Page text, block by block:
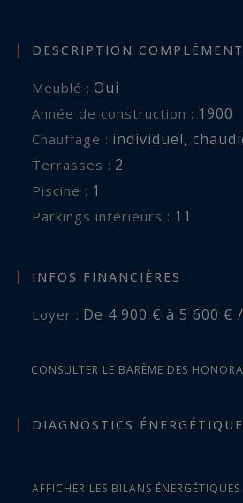
Morbihan, Bretagne Sud,
Les informations sur les
bien est exposé sont
www.georisques.gouv.fr
DESCRIPTION
Meublé : Oui
Année de construction : 1900
Chauffage : individuel,
terrasses : 2
piscine : 1
parkings intérieurs : 11
INFOS FINANCIÈRES
Loyer : De 4 900 € à 5 600 €
CONSULTER LE BARÈME DES
DIAGNOSTICS
AFFICHER LES BILANS ÉNERGÉTIQUES